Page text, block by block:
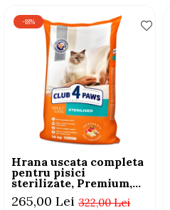
-18%
Hrana uscata completa
pentru pisici
sterilizate, Premium,
Club 4 PAWS, 14 kg
322,00 Lei
265,00 Lei